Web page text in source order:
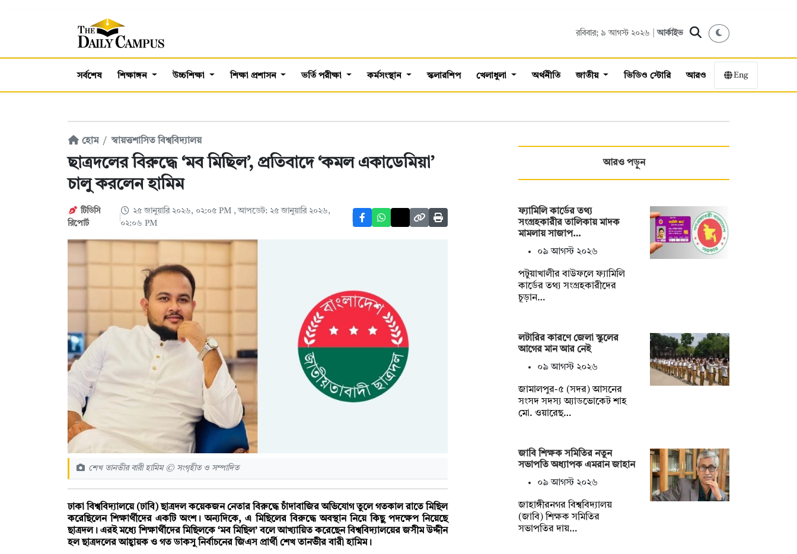
রবিবার; ৯ আগস্ট ২০২৬ |আর্কাইভ
সর্বশেষ শিক্ষাঙ্গন উচ্চশিক্ষা শিক্ষা প্রশাসন ভর্তি পরীক্ষা কর্মসংস্থান স্কলারশিপ খেলাধুলা অর্থনীতি জাতীয় ভিডিও স্টোরি আরও Eng
হোম স্বায়ত্তশাসিত বিশ্ববিদ্যালয়
ছাত্রদলের বিরুদ্ধে ‘মব মিছিল’, প্রতিবাদে ‘কমল একাডেমিয়া’
চালু করলেন হামিম
টিডিসি
রিপোর্ট
২৫ জানুয়ারি ২০২৬, ০২:০৫ PM , আপডেট: ২৫ জানুয়ারি ২০২৬,
০২:০৬ PM
শেখ তানভীর বারী হামিম © সংগৃহীত ও সম্পাদিত
ঢাকা বিশ্ববিদ্যালয়ে (ঢাবি) ছাত্রদল কয়েকজন নেতার বিরুদ্ধে চাঁদাবাজির অভিযোগ তুলে গতকাল রাতে মিছিল
করেছিলেন শিক্ষার্থীদের একটি অংশ। অন্যদিকে, এ মিছিলের বিরুদ্ধে অবস্থান নিয়ে কিছু পদক্ষেপ নিয়েছে
ছাত্রদল। এরই মধ্যে শিক্ষার্থীদের মিছিলকে ‘মব মিছিল’ বলে আখ্যায়িত করেছেন বিশ্ববিদ্যালয়ের জসীম উদ্দীন
হল ছাত্রদলের আহ্বায়ক ও গত ডাকসু নির্বাচনের জিএস প্রার্থী শেখ তানভীর বারী হামিম।
আরও পড়ুন
ফ্যামিলি কার্ডের তথ্য
সংগ্রহকারীর তালিকায় মাদক
মামলায় সাজাপ…
০৯ আগস্ট ২০২৬
পটুয়াখালীর বাউফলে ফ্যামিলি
কার্ডের তথ্য সংগ্রহকারীদের
চূড়ান…
লটারির কারণে জেলা স্কুলের
আগের মান আর নেই
০৯ আগস্ট ২০২৬
জামালপুর-৫ (সদর) আসনের
সংসদ সদস্য অ্যাডভোকেট শাহ
মো. ওয়ারেছ…
জাবি শিক্ষক সমিতির নতুন
সভাপতি অধ্যাপক এমরান জাহান
০৯ আগস্ট ২০২৬
জাহাঙ্গীরনগর বিশ্ববিদ্যালয়
(জাবি) শিক্ষক সমিতির
সভাপতির দায়…